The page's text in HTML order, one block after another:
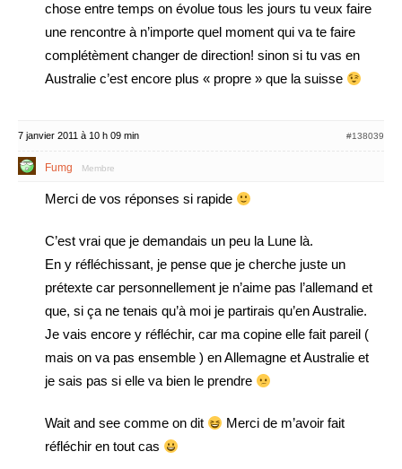
chose entre temps on évolue tous les jours tu veux faire
une rencontre à n’importe quel moment qui va te faire
complétèment changer de direction! sinon si tu vas en
Australie c’est encore plus « propre » que la suisse
7 janvier 2011 à 10 h 09 min #138039
Fumg Membre
Merci de vos réponses si rapide
C’est vrai que je demandais un peu la Lune là.
En y réfléchissant, je pense que je cherche juste un
prétexte car personnellement je n’aime pas l’allemand et
que, si ça ne tenais qu’à moi je partirais qu’en Australie.
Je vais encore y réfléchir, car ma copine elle fait pareil (
mais on va pas ensemble ) en Allemagne et Australie et
je sais pas si elle va bien le prendre
Wait and see comme on dit
Merci de m’avoir fait
réfléchir en tout cas